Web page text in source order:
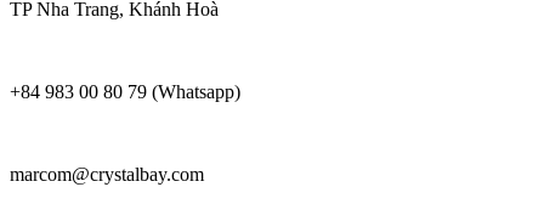
TP Nha Trang, Khánh Hoà
+84 983 00 80 79 (Whatsapp)
marcom@crystalbay.com